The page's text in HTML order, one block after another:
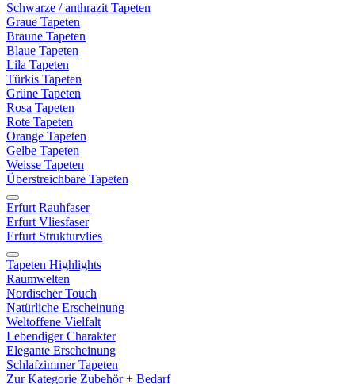
Schwarze / anthrazit Tapeten
Graue Tapeten
Braune Tapeten
Blaue Tapeten
Lila Tapeten
Türkis Tapeten
Grüne Tapeten
Rosa Tapeten
Rote Tapeten
Orange Tapeten
Gelbe Tapeten
Weisse Tapeten
Überstreichbare Tapeten
Erfurt Rauhfaser
Erfurt Vliesfaser
Erfurt Strukturvlies
Tapeten Highlights
Raumwelten
Nordischer Touch
Natürliche Erscheinung
Weltoffene Vielfalt
Lebendiger Charakter
Elegante Erscheinung
Schlafzimmer Tapeten
Zur Kategorie Zubehör + Bedarf